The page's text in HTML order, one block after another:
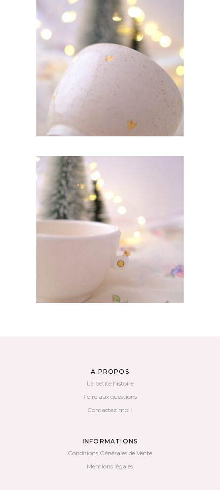
PETITE TASSE À LATTE – PETITS COEURS
CREUSÉS EN OR
45,00
PETITE TASSE À LATTE – OEUF AU PLAT ET
COEUR EN OR
42,00
AJOUTER AU PANIER
A PROPOS
La petite histoire
Foire aux questions
Contactez moi !
INFORMATIONS
Conditions Générales de Vente
Mentions légales